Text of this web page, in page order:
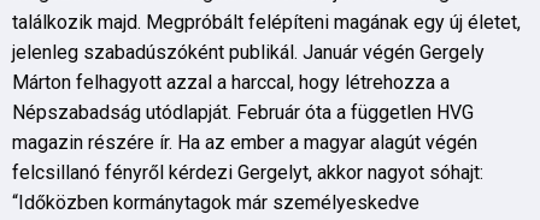
találkozik majd. Megpróbált felépíteni magának egy új életet,
jelenleg szabadúszóként publikál. Január végén Gergely
Márton felhagyott azzal a harccal, hogy létrehozza a
Népszabadság utódlapját. Február óta a független HVG
magazin részére ír. Ha az ember a magyar alagút végén
felcsillanó fényről kérdezi Gergelyt, akkor nagyot sóhajt:
“Időközben kormánytagok már személyeskedve